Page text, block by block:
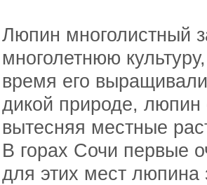
Люпин многолистный
многолетнюю
время его
дикой природе, люпин
вытесняя местные
В горах Сочи первые
для этих мест